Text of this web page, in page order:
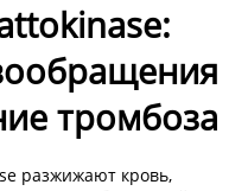
тромбоза
разжижают кровь,